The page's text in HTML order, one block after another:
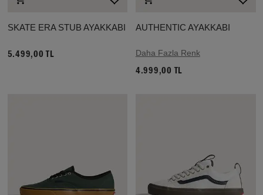
SKATE ERA STUB AYAKKABI
5.499,00 TL
AUTHENTIC AYAKKABI
Daha Fazla Renk
4.999,00 TL